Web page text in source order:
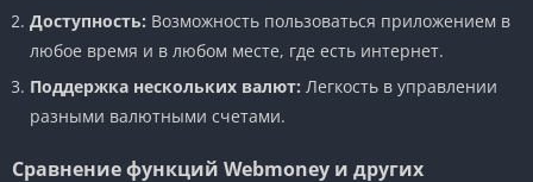
Доступность: Возможность пользоваться приложением в
любое время и в любом месте, где есть интернет.
Поддержка нескольких валют: Легкость в управлении
разными валютными счетами.
Сравнение функций Webmoney и других